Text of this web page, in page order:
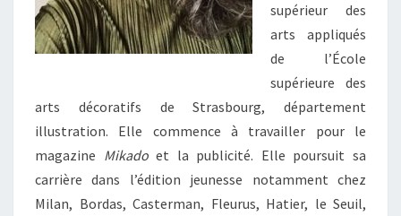
supérieur des
arts appliqués
de l’École
supérieure des
arts décoratifs de Strasbourg, département
illustration. Elle commence à travailler pour le
magazine Mikadoet la publicité. Elle poursuit sa
carrière dans l’édition jeunesse notamment chez
Milan, Bordas, Casterman, Fleurus, Hatier, le Seuil,